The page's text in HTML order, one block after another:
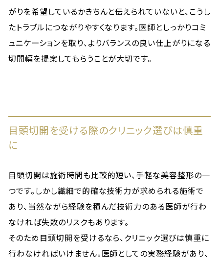
がりを希望しているかきちんと伝えられていないと、こうし
たトラブルにつながりやすくなります。医師としっかりコミ
ュニケーションを取り、よりバランスの良い仕上がりになる
切開幅を提案してもらうことが大切です。
目頭切開を受ける際のクリニック選びは慎重
に
目頭切開は施術時間も比較的短い、手軽な美容整形の一
つです。しかし繊細で的確な技術力が求められる施術で
あり、当然ながら経験を積んだ技術力のある医師が行わ
なければ失敗のリスクもあります。
そのため目頭切開を受けるなら、クリニック選びは慎重に
行わなければいけません。医師としての実務経験があり、